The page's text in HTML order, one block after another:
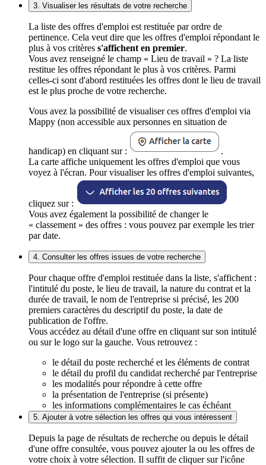
3. Visualiser les résultats de votre recherche
La liste des offres d'emploi est restituée par ordre de
pertinence. Cela veut dire que les offres d'emploi répondant le
plus à vos critères s'affichent en premier.
Vous avez renseigné le champ « Lieu de travail » ? La liste
restitue les offres répondant le plus à vos critères. Parmi
celles-ci sont d'abord restituées les offres dont le lieu de travail
est le plus proche de votre recherche.
Vous avez la possibilité de visualiser ces offres d'emploi via
Mappy (non accessible aux personnes en situation de
handicap) en cliquant sur :
.
La carte affiche uniquement les offres d'emploi que vous
voyez à l'écran. Pour visualiser les offres d'emploi suivantes,
cliquez sur :
Vous avez également la possibilité de changer le
« classement » des offres : vous pouvez par exemple les trier
par date.
4. Consulter les offres issues de votre recherche
Pour chaque offre d'emploi restituée dans la liste, s'affichent :
l'intitulé du poste, le lieu de travail, la nature du contrat et la
durée de travail, le nom de l'entreprise si précisé, les 200
premiers caractères du descriptif du poste, la date de
publication de l'offre.
Vous accédez au détail d'une offre en cliquant sur son intitulé
ou sur le logo sur la gauche. Vous retrouvez :
le détail du poste recherché et les éléments de contrat
le détail du profil du candidat recherché par l'entreprise
les modalités pour répondre à cette offre
la présentation de l'entreprise (si présente)
les informations complémentaires le cas échéant
5. Ajouter à votre sélection les offres qui vous intéressent
Depuis la page de résultats de recherche ou depuis le détail
d'une offre consultée, vous pouvez ajouter la ou les offres de
votre choix à votre sélection. Il suffit de cliquer sur l'icône